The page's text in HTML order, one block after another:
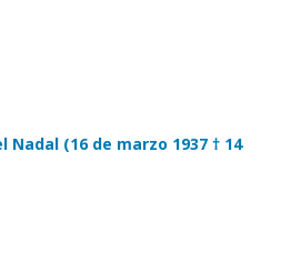
Nadal (16 de marzo 1937 † 14